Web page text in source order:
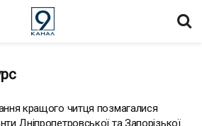
кращого читця позмагалися
Дніпропетровської та Запорізької